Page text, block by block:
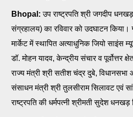
Bhopal:उप राष्ट्रपति श्री जगदीप
संग्रहालय) का रविवार को उदघाटन किया।
मार्केट में स्थापित अत्याधुनिक जियो साइंस
डॉ. मोहन यादव, केन्द्रीय संचार व पूर्वोत्तर
राज्य मंत्री श्री सतीश चंद्र दुबे, विधानसभा
संसाधन मंत्री श्री तुलसीराम सिलावट एवं
राष्ट्रपति की धर्मपत्नी श्रीमती सुदेश